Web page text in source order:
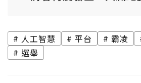
人工智慧 平台 霸凌
選舉